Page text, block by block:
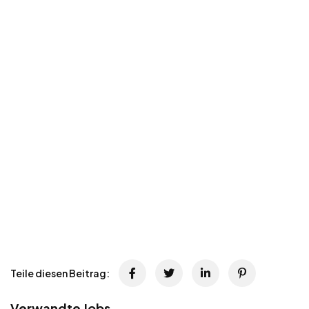
Teile diesen Beitrag: